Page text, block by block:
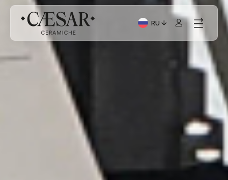
RU
Текущий язык: Italiano